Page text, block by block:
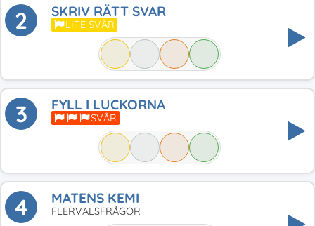
2 SKRIV RÄTT SVAR
LITE SVÅR
3 FYLL I LUCKORNA
SVÅR
4 MATENS KEMI
FLERVALSFRÅGOR